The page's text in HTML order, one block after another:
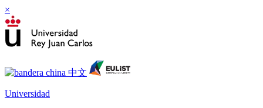
×
Universidad